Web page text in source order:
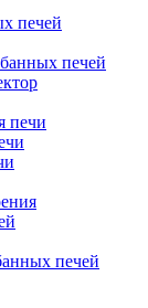
печей
печей
печи
печей